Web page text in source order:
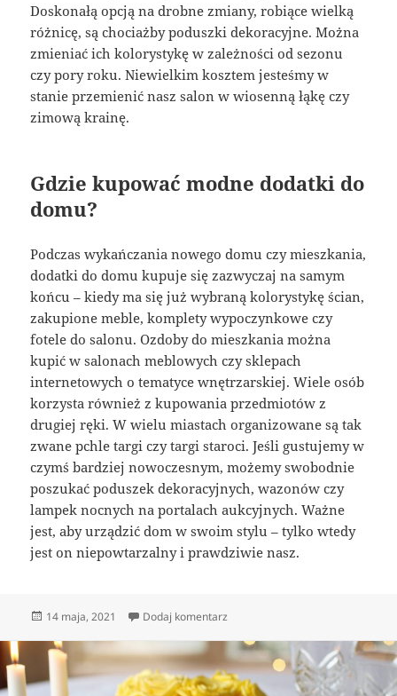
Doskonałą opcją na drobne zmiany, robiące wielką
różnicę, są chociażby poduszki dekoracyjne. Można
zmieniać ich kolorystykę w zależności od sezonu
czy pory roku. Niewielkim kosztem jesteśmy w
stanie przemienić nasz salon w wiosenną łąkę czy
zimową krainę.
Gdzie kupować modne dodatki do
domu?
Podczas wykańczania nowego domu czy mieszkania,
dodatki do domu kupuje się zazwyczaj na samym
końcu – kiedy ma się już wybraną kolorystykę ścian,
zakupione meble, komplety wypoczynkowe czy
fotele do salonu. Ozdoby do mieszkania można
kupić w salonach meblowych czy sklepach
internetowych o tematyce wnętrzarskiej. Wiele osób
korzysta również z kupowania przedmiotów z
drugiej ręki. W wielu miastach organizowane są tak
zwane pchle targi czy targi staroci. Jeśli gustujemy w
czymś bardziej nowoczesnym, możemy swobodnie
poszukać poduszek dekoracyjnych, wazonów czy
lampek nocnych na portalach aukcyjnych. Ważne
jest, aby urządzić dom w swoim stylu – tylko wtedy
jest on niepowtarzalny i prawdziwie nasz.
Opublikowano
14 maja, 2021 Dodaj komentarz